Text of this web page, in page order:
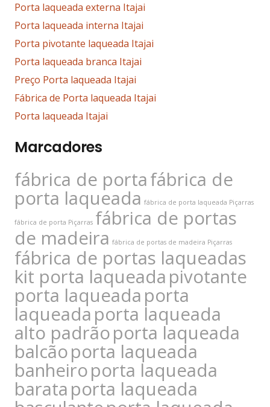
Porta laqueada externa Itajai
Porta laqueada interna Itajai
Porta pivotante laqueada Itajai
Porta laqueada branca Itajai
Preço Porta laqueada Itajai
Fábrica de Porta laqueada Itajai
Porta laqueada Itajai
Marcadores
fábrica de portafábrica de
porta laqueada fábrica de porta laqueada Piçarras
fábrica de porta Piçarras fábrica de portas
de madeira fábrica de portas de madeira Piçarras
fábrica de portas laqueadas
kit porta laqueada pivotante
porta laqueada porta
laqueada porta laqueada
alto padrãoporta laqueada
balcãoporta laqueada
banheiroporta laqueada
barata porta laqueada